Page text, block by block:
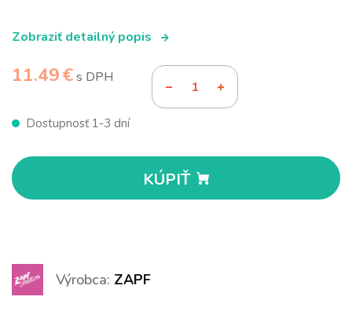
Zobraziť detailný popis
11.49 €s DPH
Dostupnosť 1-3 dní
KÚPIŤ
Výrobca: ZAPF